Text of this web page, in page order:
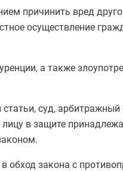
причинить вред
осуществление
а также
суд, арбитражный
в защите
обход закона с